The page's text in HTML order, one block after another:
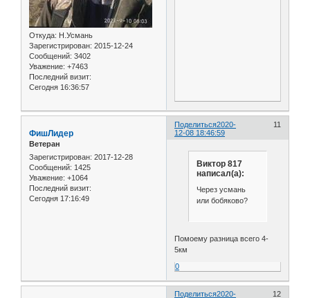
Откуда: Н.Усмань
Зарегистрирован: 2015-12-24
Сообщений: 3402
Уважение: +7463
Последний визит:
Сегодня 16:36:57
Поделиться 11
2020-
12-08 18:46:59
ФишЛидер
Ветеран
Зарегистрирован: 2017-12-28
Сообщений: 1425
Уважение: +1064
Последний визит:
Сегодня 17:16:49
Виктор 817
написал(а):
Через усмань
или бобяково?
Помоему разница всего 4-
5км
0
Поделиться 12
2020-